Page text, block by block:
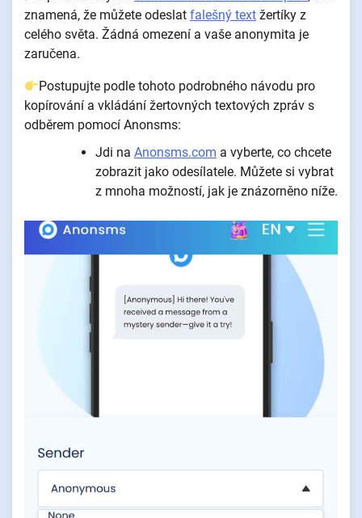
znamená, že můžete odeslat falešný text žertíky z
celého světa. Žádná omezení a vaše anonymita je
zaručena.
Postupujte podle tohoto podrobného návodu pro
kopírování a vkládání žertovných textových zpráv s
odběrem pomocí Anonsms:
Jdi na Anonsms.com a vyberte, co chcete
zobrazit jako odesílatele. Můžete si vybrat
z mnoha možností, jak je znázorněno níže.